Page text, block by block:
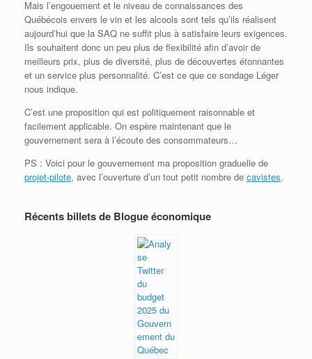
Mais l’engouement et le niveau de connaissances des
Québécois envers le vin et les alcools sont tels qu’ils réalisent
aujourd’hui que la SAQ ne suffit plus à satisfaire leurs exigences.
Ils souhaitent donc un peu plus de flexibilité afin d’avoir de
meilleurs prix, plus de diversité, plus de découvertes étonnantes
et un service plus personnalité. C’est ce que ce sondage Léger
nous indique.
C’est une proposition qui est politiquement raisonnable et
facilement applicable. On espère maintenant que le
gouvernement sera à l’écoute des consommateurs…
PS : Voici pour le gouvernement ma proposition graduelle de
projet-pilote, avec l’ouverture d’un tout petit nombre de cavistes.
Récents billets de Blogue économique